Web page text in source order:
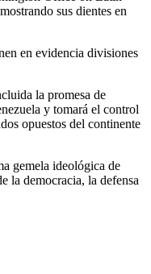
sus dientes en
en evidencia divisiones
la promesa de
y tomará el control
opuestos del continente
gemela ideológica de
la democracia, la defensa